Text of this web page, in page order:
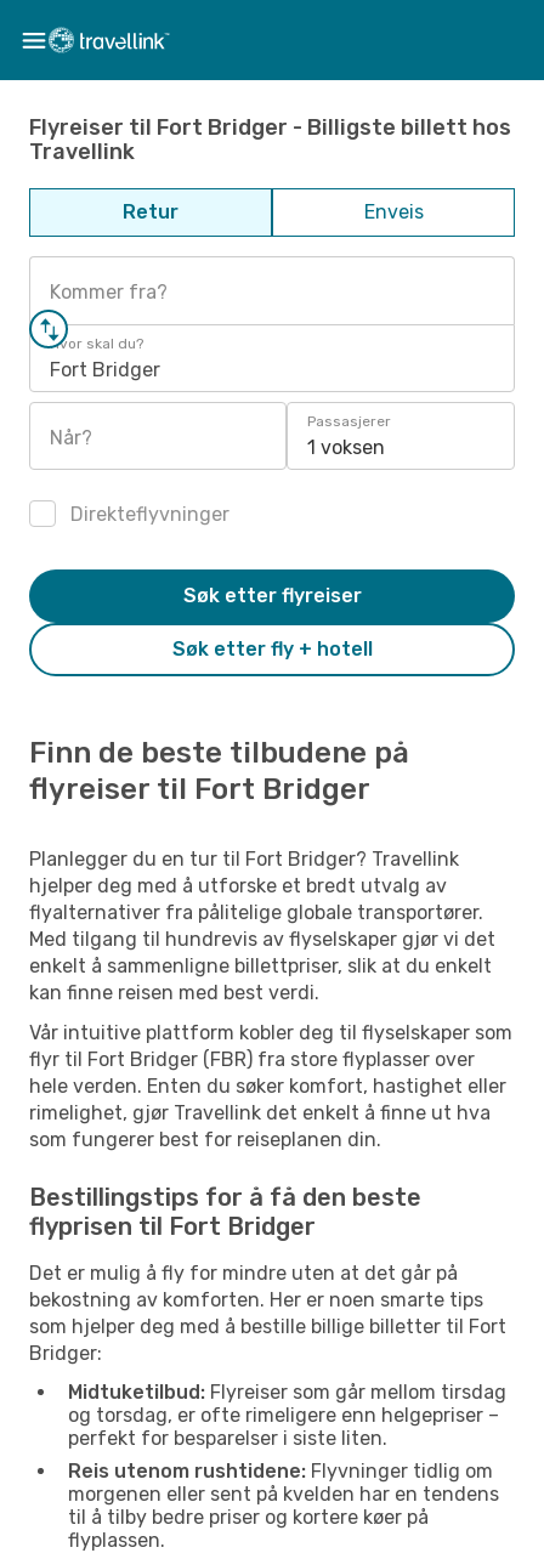
Flyreiser til Fort Bridger - Billigste billett hos
Travellink
Retur Enveis
Kommer fra?
Hvor skal du?
Fort Bridger
Når?
Passasjerer
1 voksen
Direkteflyvninger
Søk etter fly + hotell
Søk etter flyreiser
Finn de beste tilbudene på
flyreiser til Fort Bridger
Planlegger du en tur til Fort Bridger? Travellink
hjelper deg med å utforske et bredt utvalg av
flyalternativer fra pålitelige globale transportører.
Med tilgang til hundrevis av flyselskaper gjør vi det
enkelt å sammenligne billettpriser, slik at du enkelt
kan finne reisen med best verdi.
Vår intuitive plattform kobler deg til flyselskaper som
flyr til Fort Bridger (FBR) fra store flyplasser over
hele verden. Enten du søker komfort, hastighet eller
rimelighet, gjør Travellink det enkelt å finne ut hva
som fungerer best for reiseplanen din.
Bestillingstips for å få den beste
flyprisen til Fort Bridger
Det er mulig å fly for mindre uten at det går på
bekostning av komforten. Her er noen smarte tips
som hjelper deg med å bestille billige billetter til Fort
Bridger:
Midtuketilbud: Flyreiser som går mellom tirsdag
og torsdag, er ofte rimeligere enn helgepriser –
perfekt for besparelser i siste liten.
Reis utenom rushtidene: Flyvninger tidlig om
morgenen eller sent på kvelden har en tendens
til å tilby bedre priser og kortere køer på
flyplassen.